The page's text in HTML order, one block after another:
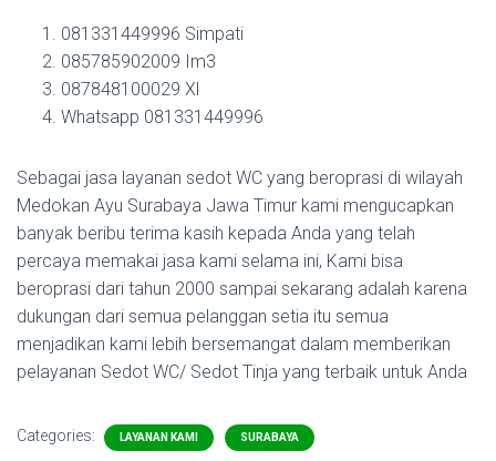
081331449996 Simpati
085785902009 Im3
087848100029 Xl
Whatsapp 081331449996
Sebagai jasa layanan sedot WC yang beroprasi di wilayah
Medokan Ayu Surabaya Jawa Timur kami mengucapkan
banyak beribu terima kasih kepada Anda yang telah
percaya memakai jasa kami selama ini, Kami bisa
beroprasi dari tahun 2000 sampai sekarang adalah karena
dukungan dari semua pelanggan setia itu semua
menjadikan kami lebih bersemangat dalam memberikan
pelayanan Sedot WC/ Sedot Tinja yang terbaik untuk Anda
Categories: LAYANAN KAMI SURABAYA